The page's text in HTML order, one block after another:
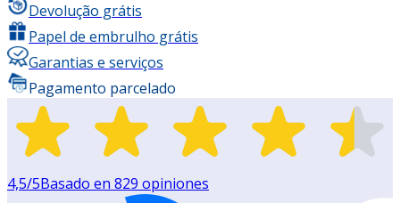
Devolução grátis
Papel de embrulho grátis
Garantias e serviços
Pagamento parcelado
4,5/5Basado en 829 opiniones